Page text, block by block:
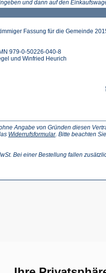
und dann auf den
Fassung für die Gemeinde
979-0-50226-040-8
und Winfried Heurich
Angabe von Gründen diesen
Widerrufsformular(Öffnet
neuen
. Bitte beachten
Bei einer Bestellung fallen